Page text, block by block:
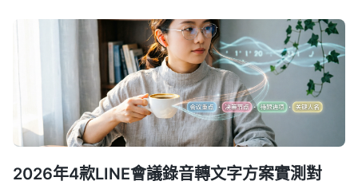
2026年4款LINE會議錄音轉文字方案實測對